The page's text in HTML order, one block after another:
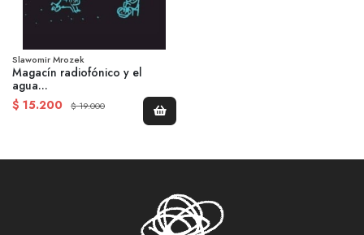
Slawomir Mrozek
Magacín radiofónico y el
agua...
$ 15.200
$ 19.000